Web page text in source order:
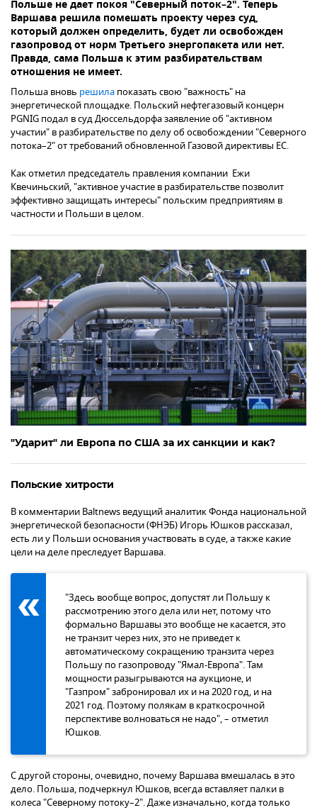
Польше не дает покоя "Северный поток–2". Теперь
Варшава решила помешать проекту через суд,
который должен определить, будет ли освобожден
газопровод от норм Третьего энергопакета или нет.
Правда, сама Польша к этим разбирательствам
отношения не имеет.
Польша вновь решила показать свою "важность" на
энергетической площадке. Польский нефтегазовый концерн
PGNIG подал в суд Дюссельдорфа заявление об "активном
участии" в разбирательстве по делу об освобождении "Северного
потока–2" от требований обновленной Газовой директивы ЕС.
Как отметил председатель правления компании Ежи
Квечиньский, "активное участие в разбирательстве позволит
эффективно защищать интересы" польским предприятиям в
частности и Польши в целом.
"Ударит" ли Европа по США за их санкции и как?
Польские хитрости
В комментарии Baltnews ведущий аналитик Фонда национальной
энергетической безопасности (ФНЭБ) Игорь Юшков рассказал,
есть ли у Польши основания участвовать в суде, а также какие
цели на деле преследует Варшава.
"Здесь вообще вопрос, допустят ли Польшу к
рассмотрению этого дела или нет, потому что
формально Варшавы это вообще не касается, это
не транзит через них, это не приведет к
автоматическому сокращению транзита через
Польшу по газопроводу "Ямал-Европа". Там
мощности разыгрываются на аукционе, и
"Газпром" забронировал их и на 2020 год, и на
2021 год. Поэтому полякам в краткосрочной
перспективе волноваться не надо", – отметил
Юшков.
С другой стороны, очевидно, почему Варшава вмешалась в это
дело. Польша, подчеркнул Юшков, всегда вставляет палки в
колеса "Северному потоку–2". Даже изначально, когда только